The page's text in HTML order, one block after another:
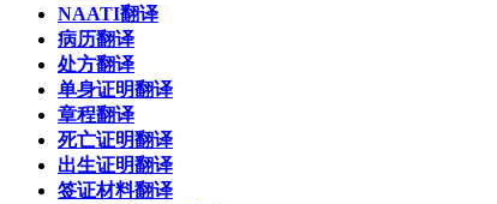
NAATI翻译
病历翻译
处方翻译
单身证明翻译
章程翻译
死亡证明翻译
出生证明翻译
签证材料翻译